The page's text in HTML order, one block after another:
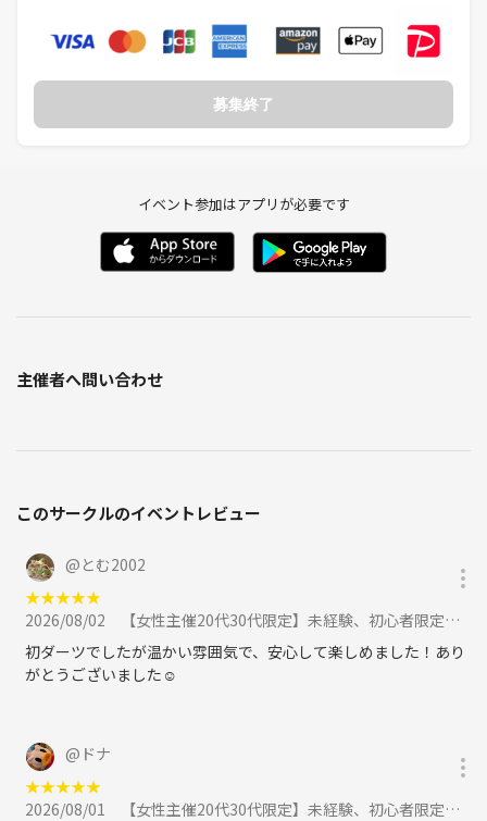
募集終了
イベント参加はアプリが必要です
主催者へ問い合わせ
このサークルのイベントレビュー
@ とむ2002
★★★★★
2026/08/02
【女性主催20代30代限定】未経験、初心者限定でダーツしよう🍰🍰🍰に参加
初ダーツでしたが温かい雰囲気で、安心して楽しめました！あり
がとうございました☺︎
@ ドナ
★★★★★
2026/08/01
【女性主催20代30代限定】未経験、初心者限定でダーツしよう🍰🍰🍰に参加